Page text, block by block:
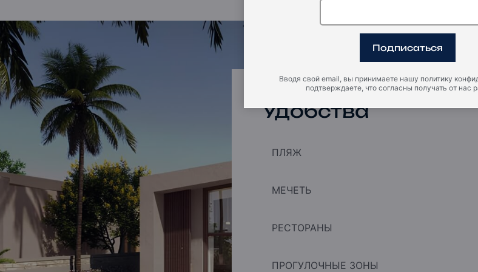
Удобства
ПЛЯЖ
МЕЧЕТЬ
РЕСТОРАНЫ
ПРОГУЛОЧНЫЕ ЗОНЫ
Подписаться
Вводя свой email, вы принимаете нашу политику
подтверждаете, что согласны получать от нас